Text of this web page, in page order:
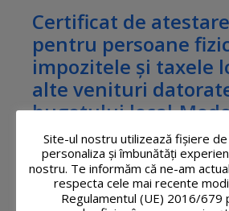
Certificat de
pentru persoane
impozitele şi taxele
alte venituri
bugetului local-
– 011
Certificat-de-atestare-fiscala-
privind-impozitele-si-taxele-
datorate-bugetului-local-Model-
Site-ul nostru utilizează fişiere
personaliza și îmbunătăți
nostru. Te informăm că ne-am
respecta cele mai recente
Regulamentul (UE) 2016/679